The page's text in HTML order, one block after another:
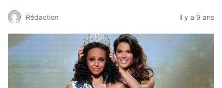
Rédaction il y a 9 ans